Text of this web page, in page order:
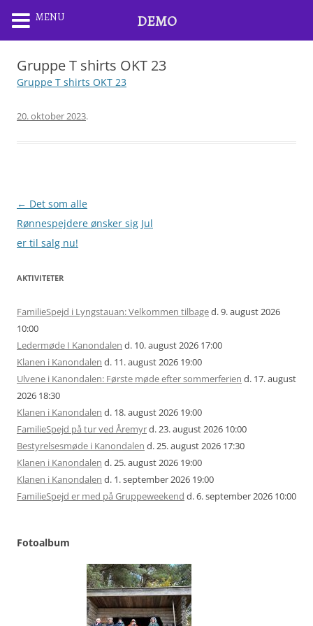
Gruppe T shirts OKT 23
Gruppe T shirts OKT 23
20. oktober 2023.
Artikel
navigation
← Det som alle
Rønnespejdere ønsker sig Jul
er til salg nu!
AKTIVITETER
FamilieSpejd i Lyngstauan: Velkommen tilbaged. 9. august 2026
10:00
Ledermøde I Kanondalen d. 10. august 2026 17:00
Klanen i Kanondalen d. 11. august 2026 19:00
Ulvene i Kanondalen: Første møde efter sommerferien d. 17. august
2026 18:30
Klanen i Kanondalen d. 18. august 2026 19:00
FamilieSpejd på tur ved Åremyrd. 23. august 2026 10:00
Bestyrelsesmøde i Kanondalen d. 25. august 2026 17:30
Klanen i Kanondalen d. 25. august 2026 19:00
Klanen i Kanondalen d. 1. september 2026 19:00
FamilieSpejd er med på Gruppeweekend d. 6. september 2026 10:00
Fotoalbum
MENU DEMO